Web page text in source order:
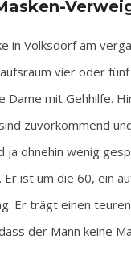
in Volksdorf am
vier oder
Dame mit Gehhilfe.
zuvorkommend
ohnehin wenig
ist um die 60, ein
Er trägt einen
der Mann keine